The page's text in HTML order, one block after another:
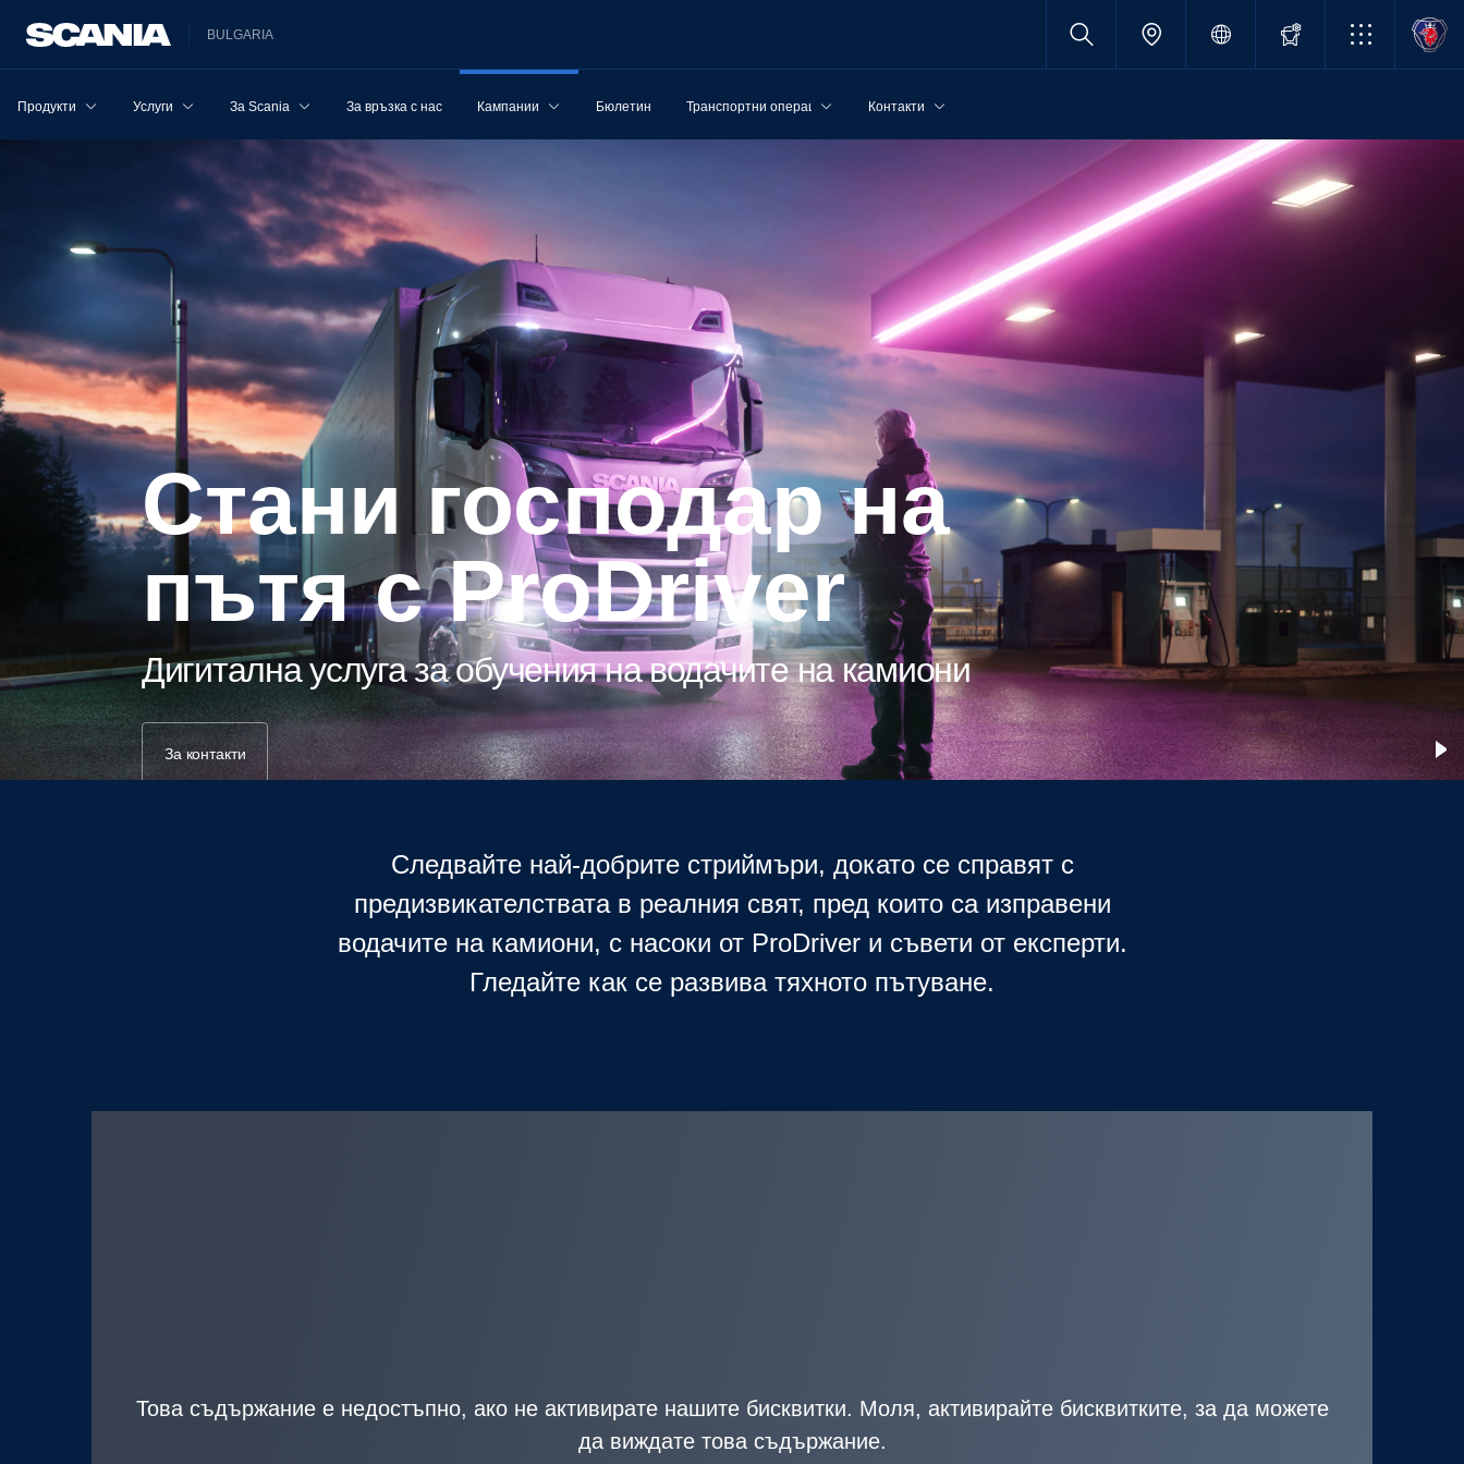
BULGARIA
Продукти Услуги За Scania За връзка с нас Кампании Бюлетин Транспортни операции Контакти
Стани господар на
пътя с ProDriver
Дигитална услуга за обучения на водачите на камиони
За контакти
Следвайте най-добрите стриймъри, докато се справят с
предизвикателствата в реалния свят, пред които са изправени
водачите на камиони, с насоки от ProDriver и съвети от експерти.
Гледайте как се развива тяхното пътуване.
Това съдържание е недостъпно, ако не активирате нашите бисквитки. Моля, активирайте бисквитките, за да можете
да виждате това съдържание.